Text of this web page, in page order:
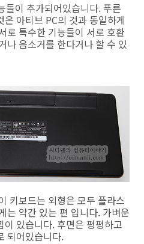
들이 추가되어있습니다. 푸른
아티브 PC의 것과 동일하게
로 특수한 기능들이 서로 호환
나 음소거를 한다거나 할 수 있
키보드는 외형은 모두 플라스
는 약간 있는 편 입니다. 가벼운
있습니다. 후면은 평평하고
되어있습니다.